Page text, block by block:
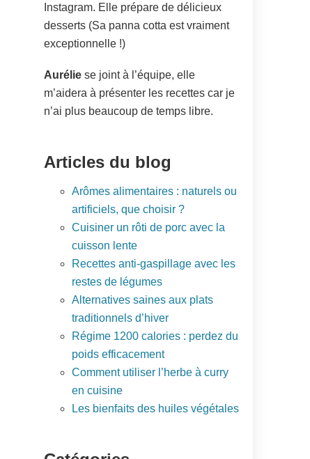
Instagram. Elle prépare de délicieux
desserts (Sa panna cotta est vraiment
exceptionnelle !)
Aurélie se joint à l’équipe, elle
m’aidera à présenter les recettes car je
n’ai plus beaucoup de temps libre.
Articles du blog
Arômes alimentaires : naturels ou
artificiels, que choisir ?
Cuisiner un rôti de porc avec la
cuisson lente
Recettes anti-gaspillage avec les
restes de légumes
Alternatives saines aux plats
traditionnels d’hiver
Régime 1200 calories : perdez du
poids efficacement
Comment utiliser l’herbe à curry
en cuisine
Les bienfaits des huiles végétales